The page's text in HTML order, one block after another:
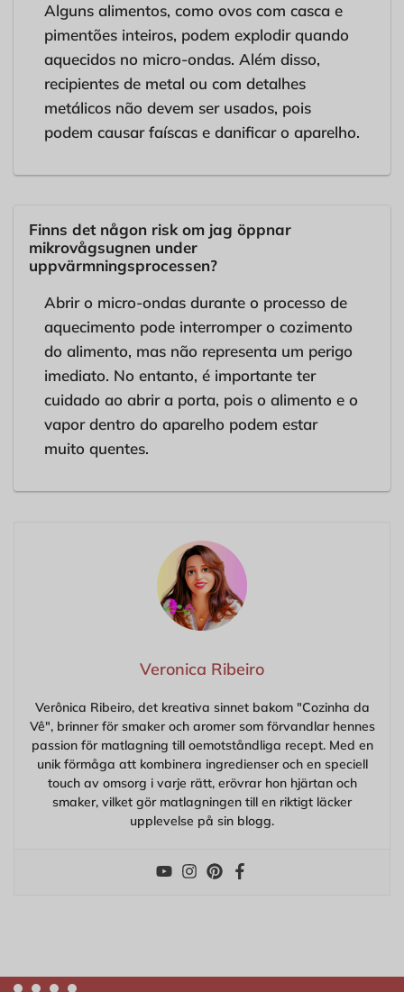
Alguns alimentos, como ovos com casca e
pimentões inteiros, podem explodir quando
aquecidos no micro-ondas. Além disso,
recipientes de metal ou com detalhes
metálicos não devem ser usados, pois
podem causar faíscas e danificar o aparelho.
Finns det någon risk om jag öppnar
mikrovågsugnen under
uppvärmningsprocessen?
Abrir o micro-ondas durante o processo de
aquecimento pode interromper o cozimento
do alimento, mas não representa um perigo
imediato. No entanto, é importante ter
cuidado ao abrir a porta, pois o alimento e o
vapor dentro do aparelho podem estar
muito quentes.
Veronica Ribeiro
Verônica Ribeiro, det kreativa sinnet bakom "Cozinha da
Vê", brinner för smaker och aromer som förvandlar hennes
passion för matlagning till oemotståndliga recept. Med en
unik förmåga att kombinera ingredienser och en speciell
touch av omsorg i varje rätt, erövrar hon hjärtan och
smaker, vilket gör matlagningen till en riktigt läcker
upplevelse på sin blogg.